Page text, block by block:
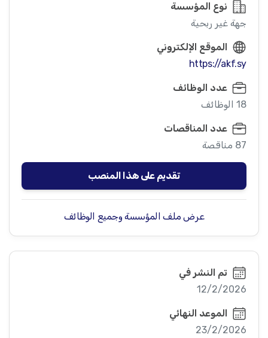
نوع المؤسسة
جهة غير ربحية
الموقع الإلكتروني
https://akf.sy
عدد الوظائف
18 الوظائف
عدد المناقصات
87 مناقصة
تقديم على هذا المنصب
عرض ملف المؤسسة وجميع الوظائف
تم النشر في
12/2/2026
الموعد النهائي
23/2/2026